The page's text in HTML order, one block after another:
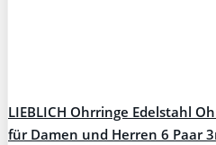
LIEBLICH Ohrringe Edelstahl
für Damen und Herren 6 Paar